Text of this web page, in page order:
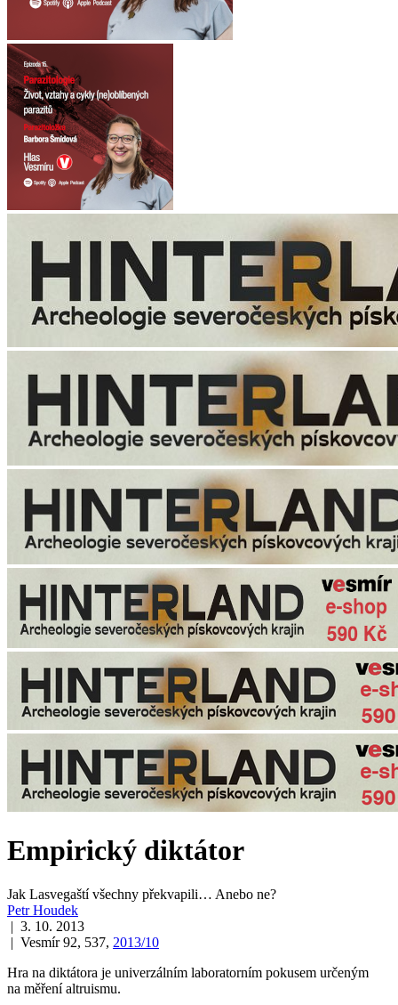
Empirický diktátor
Jak Lasvegaští všechny překvapili… Anebo ne?
Petr Houdek
| 3. 10. 2013
| Vesmír 92, 537, 2013/10
Hra na diktátora je univerzálním laboratorním pokusem určeným
na měření altruismu.